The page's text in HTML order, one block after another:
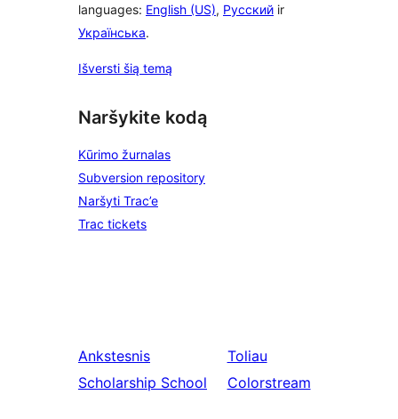
languages: English (US), Русский ir
Українська.
Išversti šią temą
Naršykite kodą
Kūrimo žurnalas
Subversion repository
Naršyti Trac’e
Trac tickets
Ankstesnis
Scholarship School
Toliau
Colorstream